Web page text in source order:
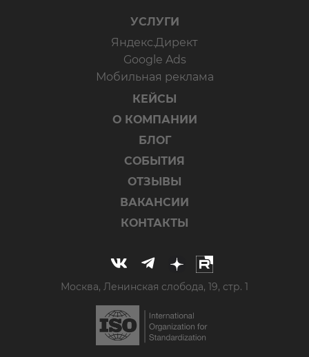
УСЛУГИ
Яндекс.Директ
Google Ads
Мобильная реклама
КЕЙСЫ
О КОМПАНИИ
БЛОГ
СОБЫТИЯ
ОТЗЫВЫ
ВАКАНСИИ
КОНТАКТЫ
Москва, Ленинская слобода, 19, стр. 1